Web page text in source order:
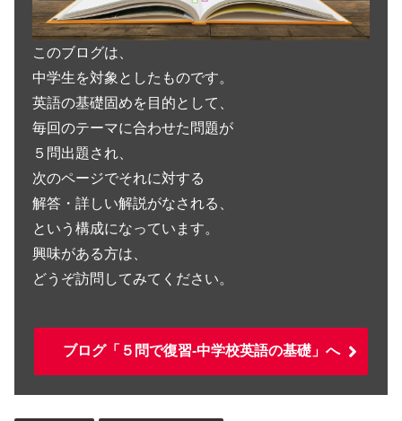
このブログは、
中学生を対象としたものです。
英語の基礎固めを目的として、
毎回のテーマに合わせた問題が
５問出題され、
次のページでそれに対する
解答・詳しい解説がなされる、
という構成になっています。
興味がある方は、
どうぞ訪問してみてください。
ブログ「５問で復習-中学校英語の基礎」へ